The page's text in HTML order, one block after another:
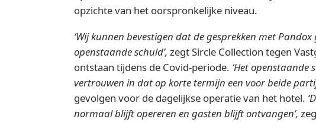
opzichte van het oorspronkelijke niveau.
‘Wij kunnen bevestigen dat de gesprekken met
openstaande schuld’, zegt Sircle Collection tegen
ontstaan tijdens de Covid-periode. ‘Het
vertrouwen in dat op korte termijn een voor beide
gevolgen voor de dagelijkse operatie van het hotel.
normaal blijft opereren en gasten blijft ontvangen’,